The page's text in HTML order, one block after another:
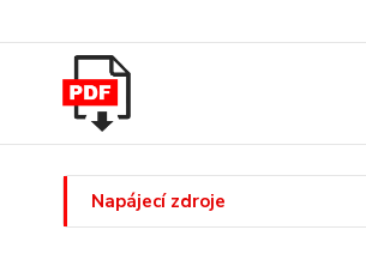
Napájecí zdroje